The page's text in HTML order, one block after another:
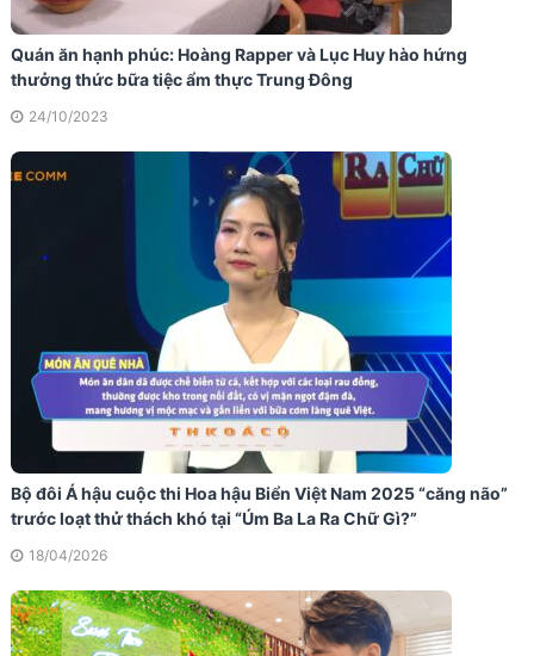
Quán ăn hạnh phúc: Hoàng Rapper và Lục Huy hào hứng
thưởng thức bữa tiệc ẩm thực Trung Đông
24/10/2023
Bộ đôi Á hậu cuộc thi Hoa hậu Biển Việt Nam 2025 “căng não”
trước loạt thử thách khó tại “Úm Ba La Ra Chữ Gì?”
18/04/2026